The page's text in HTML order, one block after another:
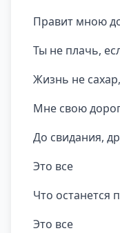
Правит мною
Ты не плачь,
Жизнь не
Мне свою
До свидания,
Это все
Что останется
Это все